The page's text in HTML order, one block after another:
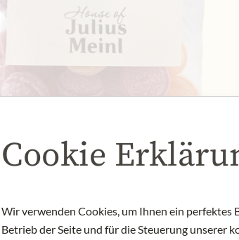
Cookie
Wir verwenden Cookies, um Ihnen ein perfektes
Betrieb der Seite und für die Steuerung unserer